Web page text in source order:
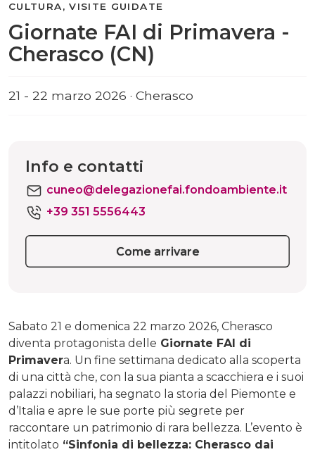
Giornate FAI di Primavera -
Cherasco (CN)
CULTURA, VISITE GUIDATE
21 - 22 marzo 2026 · Cherasco
Sabato 21 e domenica 22 marzo 2026, Cherasco
diventa protagonista delle Giornate FAI di
Primavera. Un fine settimana dedicato alla scoperta
di una città che, con la sua pianta a scacchiera e i suoi
palazzi nobiliari, ha segnato la storia del Piemonte e
d’Italia e apre le sue porte più segrete per
raccontare un patrimonio di rara bellezza. L’evento è
intitolato “Sinfonia di bellezza: Cherasco dai
Info e contatti
cuneo@delegazionefai.fondoambiente.it
+39 351 5556443
Come arrivare